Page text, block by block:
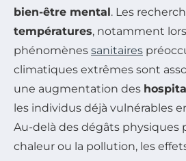
bien-être mental. Les
températures, notamment
phénomènes sanitaires
climatiques extrêmes sont
une augmentation des
les individus déjà vulnérables
Au-delà des dégâts physiques
chaleur ou la pollution, les